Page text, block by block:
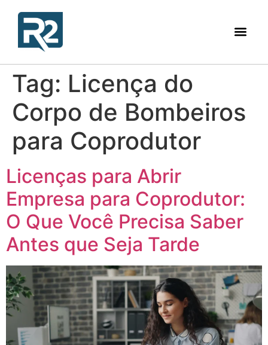
Tag: Licença do
Corpo de Bombeiros
para Coprodutor
Licenças para Abrir
Empresa para Coprodutor:
O Que Você Precisa Saber
Antes que Seja Tarde